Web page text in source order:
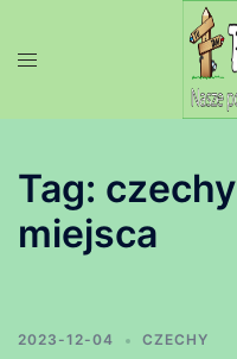
Tag:
miejsca
2023-12-04 CZECHY